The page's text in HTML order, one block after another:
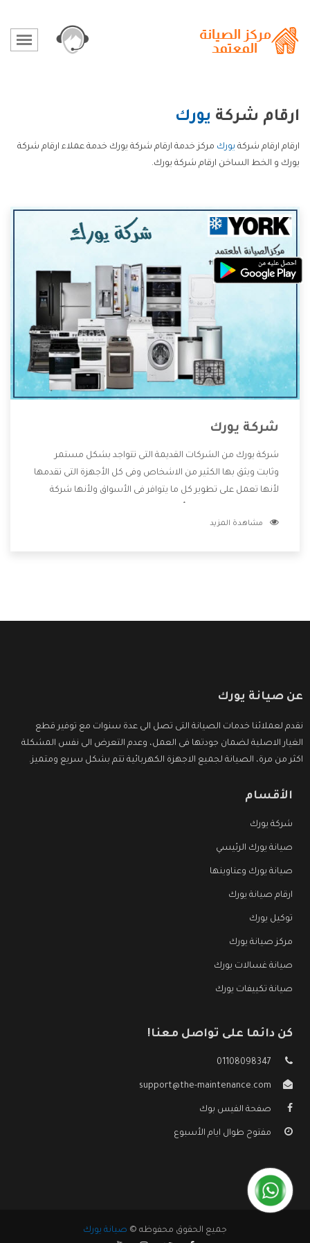
ارقام شركة يورك
ارقام ارقام شركة يورك مركز خدمة ارقام شركة يورك خدمة عملاء ارقام شركة
يورك و الخط الساخن ارقام شركة يورك.
شركة يورك
شركة يورك من الشركات القديمة التى تتواجد بشكل مستمر
وثابت ويثق بها الكثير من الاشخاص وفى كل الأجهزة التى تقدمها
لأنها تعمل على تطوير كل ما يتوافر فى الأسواق ولأنها شركة
وتقدم للعملاء أقوى العروض والخصومات التى تسهل على
مشاهدة المزيد
عن صيانة يورك
نقدم لعملائنا خدمات الصيانة التى تصل الى عدة سنوات مع توفير قطع
الغيار الاصلية لضمان جودتها فى العمل، وعدم التعرض الى نفس المشكلة
اكثر من مرة، الصيانة لجميع الاجهزة الكهربائية تتم بشكل سريع ومتميز.
الأقسام
شركة يورك
صيانة يورك الرئيسي
صيانة يورك وعناوينها
ارقام صيانة يورك
توكيل يورك
مركز صيانة يورك
صيانة غسالات يورك
صيانة تكييفات يورك
كن دائما على تواصل معنا!
01108098347
support@the-maintenance.com
صفحة الفيس بوك
مفتوح طوال ايام الأسبوع
جميع الحقوق محفوظه © صيانة يورك